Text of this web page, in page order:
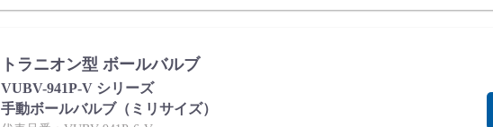
トラニオン型 ボールバルブ
VUBV-941P-V シリーズ
手動ボールバルブ（ミリサイズ）